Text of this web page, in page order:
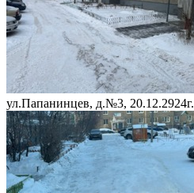
ул.Папанинцев, д.№3, 20.12.2924г.